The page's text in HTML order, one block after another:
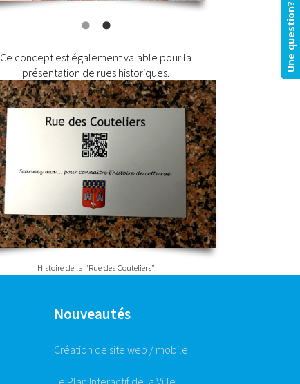
Ce concept est également valable pour la
présentation de rues historiques.
Histoire de la "Rue des Couteliers"
Nouveautés
Création de site web / mobile
Une question?